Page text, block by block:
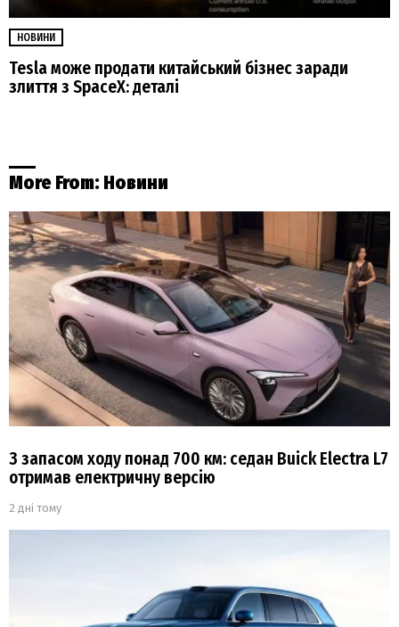
НОВИНИ
Tesla може продати китайський бізнес заради
злиття з SpaceX: деталі
More From: Новини
З запасом ходу понад 700 км: седан Buick Electra L7
отримав електричну версію
2 дні тому